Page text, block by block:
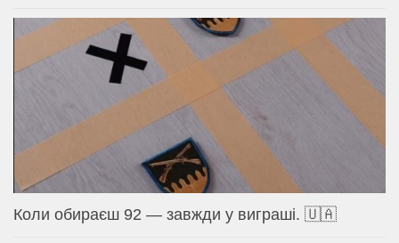
Коли обираєш 92 — завжди у виграші. 🇺🇦